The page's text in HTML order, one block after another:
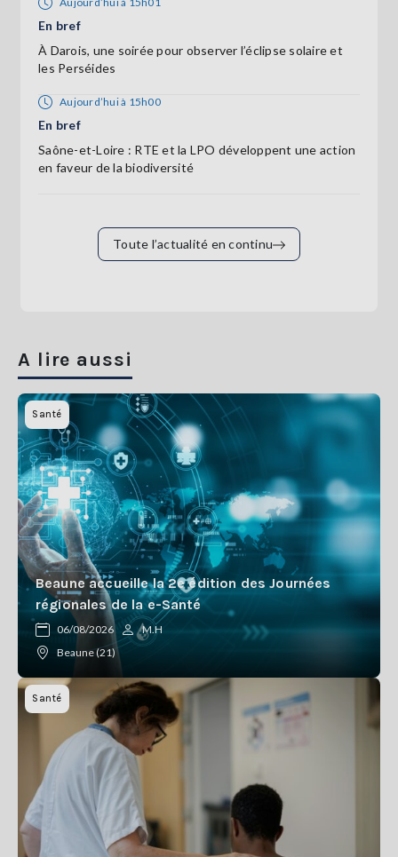
En bref
À Darois, une soirée pour observer l’éclipse solaire et
les Perséides
Aujourd’hui à 15h00
En bref
Saône-et-Loire : RTE et la LPO développent une action
en faveur de la biodiversité
Toute l’actualité en continu
A lire aussi
Santé
Beaune accueille la 2e édition des Journées
régionales de la e-Santé
06/08/2026
M.H
Beaune (21)
Santé